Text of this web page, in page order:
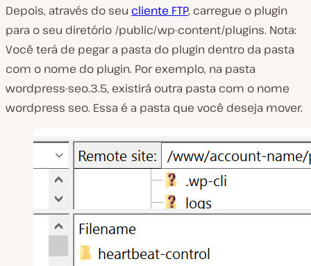
Depois, através do seu cliente FTP, carregue o plugin
para o seu diretório /public/wp-content/plugins. Nota:
Você terá de pegar a pasta do plugin dentro da pasta
com o nome do plugin. Por exemplo, na pasta
wordpress-seo.3.5, existirá outra pasta com o nome
wordpress seo. Essa é a pasta que você deseja mover.